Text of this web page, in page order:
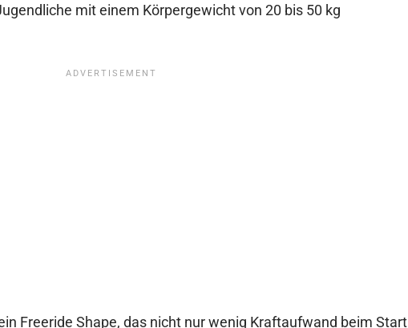
mit einem Körpergewicht von 20 bis 50 kg
Freeride Shape, das nicht nur wenig Kraftaufwand beim Start